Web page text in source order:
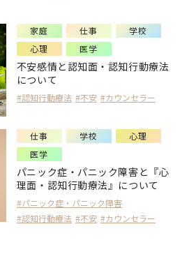
レイングマネージャー
#繰り返す手洗い
#一人になりたい
#嫌味
新型うつ病・非定型うつ病
#諦め癖
#復讐
#不満
#サザエさん症候群
#無断欠席・無断欠勤
#復縁
#蛇化現象
家庭 仕事
学校
心理
医学
不安感情と認知面・認知行動療法
について
#認知行動療法 #不安 #カウンセラー
仕事 学校
心理
医学
パニック症・パニック障害と『心
理面・認知行動療法』について
#パニック症・パニック障害
#認知行動療法 #不安 #カウンセラー